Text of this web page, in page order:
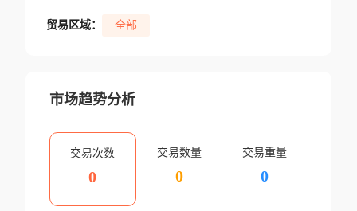
贸易区域： 全部
市场趋势分析
交易次数
0
交易数量
0
交易重量
0